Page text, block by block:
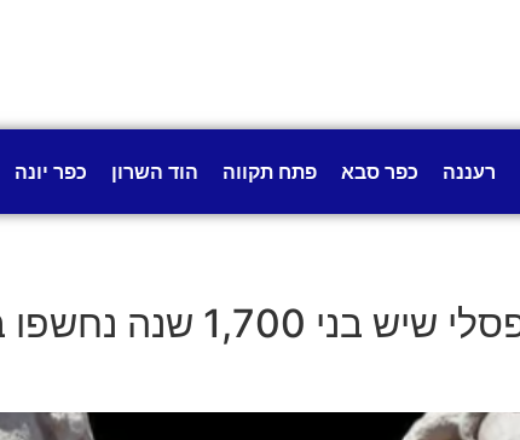
רעננה כפר סבא פתח תקווה הוד השרון כפר יונה
תגלית נדירה בבנימינה: